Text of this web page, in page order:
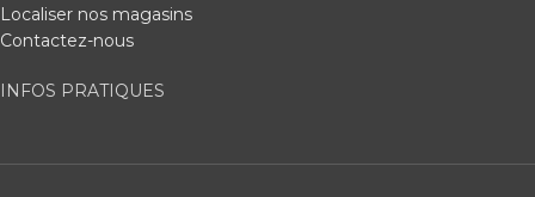
Localiser nos magasins
Contactez-nous
INFOS PRATIQUES